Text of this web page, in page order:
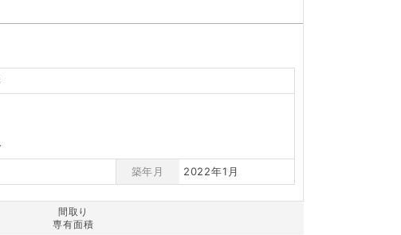
築年月 2022年1月
間取り
専有面積